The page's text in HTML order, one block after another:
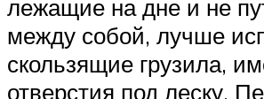
лежащие на дне и не
между собой, лучше
скользящие грузила,
отверстия под леску.